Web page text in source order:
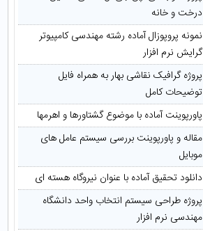
درخت و خانه
نمونه پروپوزال آماده رشته مهندسی کامپیوتر
گرایش نرم افزار
پروژه گرافیک نقاشی بهار به همراه فایل
توضیحات کامل
پاورپوینت آماده با موضوع گشتاورها و اهرمها
مقاله و پاورپوینت بررسی سیستم عامل های
موبایل
دانلود تحقیق آماده با عنوان نیروگاه هسته ای
پروژه طراحی سیستم انتخاب واحد دانشگاه
مهندسی نرم افزار